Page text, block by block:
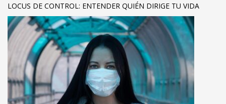
LOCUS DE CONTROL: ENTENDER QUIÉN DIRIGE TU VIDA